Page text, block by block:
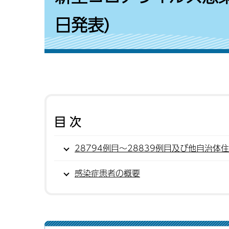
日発表)
目次
28794例目〜28839例目及び他自治体
感染症患者の概要